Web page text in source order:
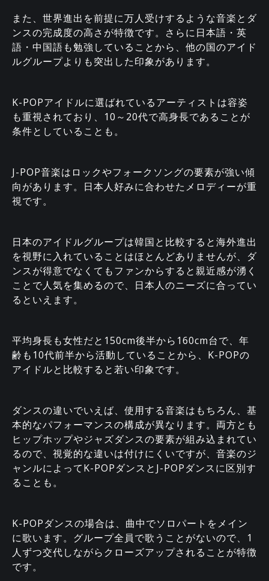
また、世界進出を前提に万人受けするような音楽とダ
ンスの完成度の高さが特徴です。さらに日本語・英
語・中国語も勉強していることから、他の国のアイド
ルグループよりも突出した印象があります。
K-POPアイドルに選ばれているアーティストは容姿
も重視されており、10～20代で高身長であることが
条件としていることも。
J-POP音楽はロックやフォークソングの要素が強い傾
向があります。日本人好みに合わせたメロディーが重
視です。
日本のアイドルグループは韓国と比較すると海外進出
を視野に入れていることはほとんどありませんが、ダ
ンスが得意でなくてもファンからすると親近感が湧く
ことで人気を集めるので、日本人のニーズに合ってい
るといえます。
平均身長も女性だと150cm後半から160cm台で、年
齢も10代前半から活動していることから、K-POPの
アイドルと比較すると若い印象です。
ダンスの違いでいえば、使用する音楽はもちろん、基
本的なパフォーマンスの構成が異なります。両方とも
ヒップホップやジャズダンスの要素が組み込まれてい
るので、視覚的な違いは付けにくいですが、音楽のジ
ャンルによってK-POPダンスとJ-POPダンスに区別す
ることも。
K-POPダンスの場合は、曲中でソロパートをメイン
に歌います。グループ全員で歌うことがないので、1
人ずつ交代しながらクローズアップされることが特徴
です。